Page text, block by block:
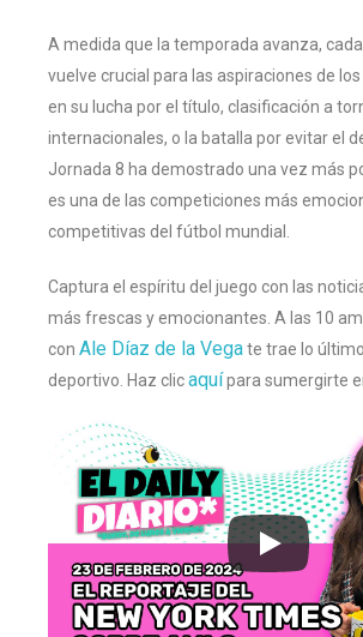
A medida que la temporada avanza,
vuelve crucial para las aspiraciones de
en su lucha por el título, clasificación a
internacionales, o la batalla por evitar el
Jornada 8 ha demostrado una vez más
es una de las competiciones más
competitivas del fútbol mundial.
Captura el espíritu del juego con las
más frescas y emocionantes. A las 10
con Ale Díaz de la Vegate trae lo
deportivo. Haz clicaquípara sumergirte